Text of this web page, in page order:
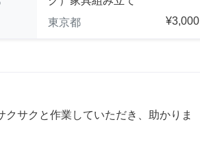
東京都
¥3,000
クサクと作業していただき、助かりま